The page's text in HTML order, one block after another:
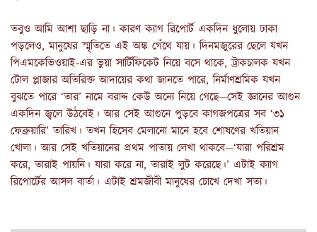
তবুও আমি আশা ছাড়ি না। কারণ ক্যাগ রিপোর্ট একদিন ধুলোয় ঢাকা
পড়লেও, মানুষের স্মৃতিতে এই অঙ্ক গেঁথে যায়। দিনমজুরের ছেলে যখন
পিএমকেভিওয়াই-এর ভুয়া সার্টিফিকেট নিয়ে বসে থাকে, ট্রাকচালক যখন
টোল প্লাজার অতিরিক্ত আদায়ের কথা জানতে পারে, নির্মাণশ্রমিক যখন
বুঝতে পারে ‘তার’ নামে বরাদ্দ কেউ অন্যে নিয়ে গেছে—সেই জ্ঞানের আগুন
একদিন জ্বলে উঠবেই। আর সেই আগুনে পুড়বে কাগজপত্রের সব ‘৩১
ফেব্রুয়ারি’ তারিখ। তখন হিসেব মেলানো মানে হবে শোষণের খতিয়ান
খোলা। আর সেই খতিয়ানের প্রথম পাতায় লেখা থাকবে—‘যারা পরিশ্রম
করে, তারাই পায়নি। যারা করে না, তারাই লুট করেছে।’ এটাই ক্যাগ
রিপোর্টের আসল বার্তা। এটাই শ্রমজীবী মানুষের চোখে দেখা সত্য।